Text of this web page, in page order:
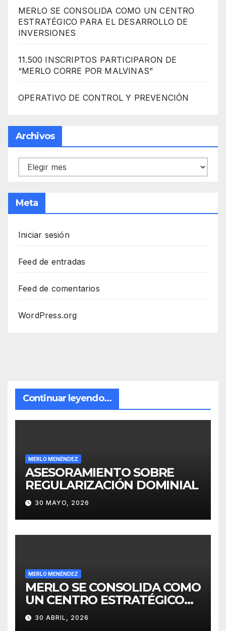
MERLO SE CONSOLIDA COMO UN CENTRO
ESTRATÉGICO PARA EL DESARROLLO DE
INVERSIONES
11.500 INSCRIPTOS PARTICIPARON DE
“MERLO CORRE POR MALVINAS”
OPERATIVO DE CONTROL Y PREVENCIÓN
Archivos
Archivos
Meta
Iniciar sesión
Feed de entradas
Feed de comentarios
WordPress.org
Continuar leyendo...
MERLO MENÉNDEZ
ASESORAMIENTO SOBRE
REGULARIZACIÓN DOMINIAL
30 MAYO, 2026
MERLO MENÉNDEZ
MERLO SE CONSOLIDA COMO
UN CENTRO ESTRATÉGICO
PARA EL DESARROLLO DE
INVERSIONES
30 ABRIL, 2026